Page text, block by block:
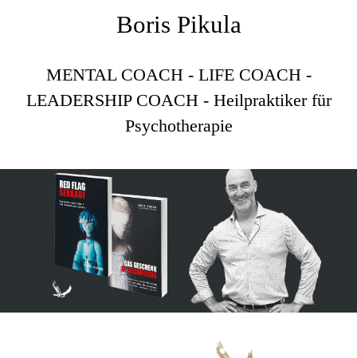
Boris Pikula
MENTAL COACH - LIFE COACH -
LEADERSHIP COACH - Heilpraktiker für
Psychotherapie